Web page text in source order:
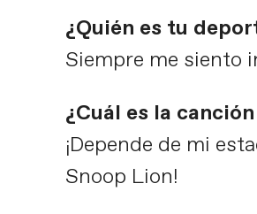
¿Quién es tu
Siempre me siento
¿Cuál es la
¡Depende de mi
Snoop Lion!